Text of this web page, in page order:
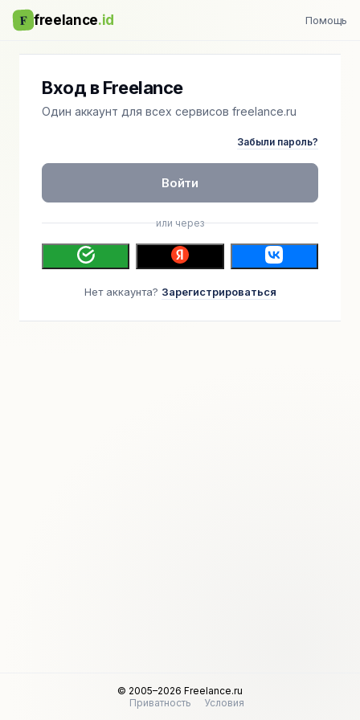
F freelance.id Помощь
Вход в Freelance
Один аккаунт для всех сервисов freelance.ru
Забыли пароль?
Войти
или через
Нет аккаунта? Зарегистрироваться
© 2005–2026 Freelance.ru
Приватность
Условия